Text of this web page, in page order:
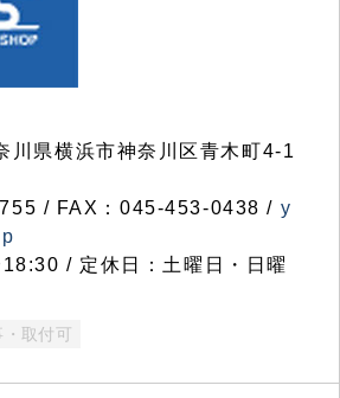
県横浜市神奈川区青木町4-1
/ FAX：045-453-0438 / y
/ 定休日：土曜日・日曜
・取付可